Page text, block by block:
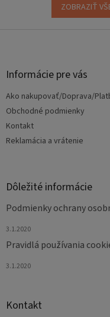
ZOBRAZIŤ
Informácie pre vás
Ako nakupovať/Doprava/
Obchodné podmienky
Kontakt
Reklamácia a vrátenie
Dôležité informácie
Podmienky ochrany
3.1.2020
Pravidlá používania
3.1.2020
Kontakt